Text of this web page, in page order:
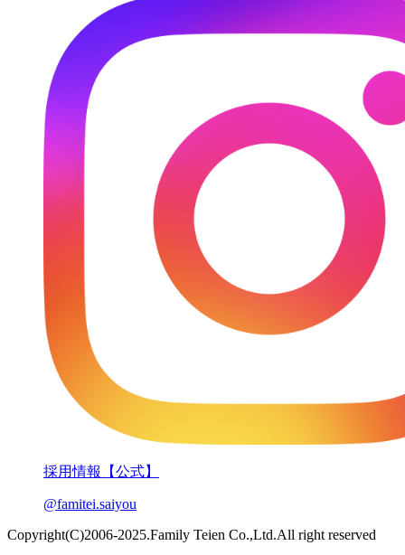
採用情報【公式】
@famitei.saiyou
Copyright(C)2006-2025.Family Teien Co.,Ltd.All right reserved